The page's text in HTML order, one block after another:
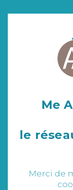
Me
le
Merci de